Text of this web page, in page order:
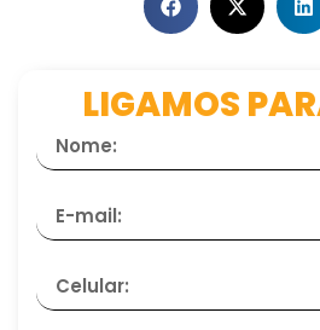
LIGAMOS